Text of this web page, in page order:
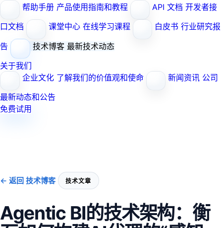
帮助手册 产品使用指南和教程 API 文档 开发者接
口文档
课堂中心 在线学习课程 白皮书 行业研究报
告
技术博客 最新技术动态
关于我们
企业文化 了解我们的价值观和使命 新闻资讯 公司
最新动态和公告
免费试用
← 返回 技术博客 技术文章
Agentic BI的技术架构：衡